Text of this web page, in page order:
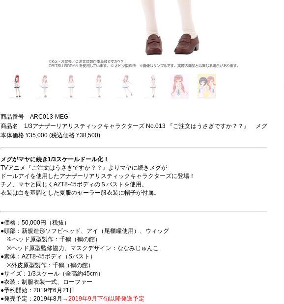
商品番号 ARC013-MEG
商品名 1/3アナザーリアリスティックキャラクターズ No.013 『ご注文はうさぎですか？？』 メグ
本体価格 ¥35,000 (税込価格 ¥38,500)
メグがマヤに続き1/3スケールドール化！
TVアニメ『ご注文はうさぎですか？？』よりマヤに続きメグが
ドールアイを使用したアナザーリアリスティックキャラクターズに登場！
チノ、マヤと同じくAZT8-45ボディのＳバストを使用。
衣装は白を基調とした夏服のセーラー服衣装に帽子が付属。
●価格：50,000円（税抜）
●頭部：新規造形ソフビヘッド、アイ（尾櫃瞳使用）、ウィッグ
※ヘッド原型製作：千鶴（鶴の館）
※ヘッド原型監修協力、マスクデザイン：ななみじゅんこ
●素体：AZT8-45ボディ（Sバスト）
※外皮原型製作：千鶴（鶴の館）
●サイズ：1/3スケール（全高約45cm）
●衣装：制服衣装一式、ローファー
●予約開始：2019年6月21日
●発売予定：2019年8月 →2019年9月下旬以降発送予定